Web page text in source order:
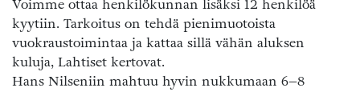
Voimme ottaa henkilökunnan lisäksi 12 henkilöä
kyytiin. Tarkoitus on tehdä pienimuotoista
vuokraustoimintaa ja kattaa sillä vähän aluksen
kuluja, Lahtiset kertovat.
Hans Nilseniin mahtuu hyvin nukkumaan 6–8